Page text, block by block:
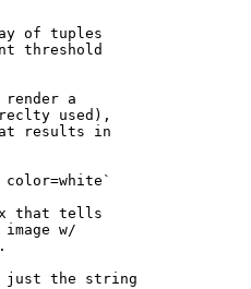
of tuples
threshold
a
used),
results in